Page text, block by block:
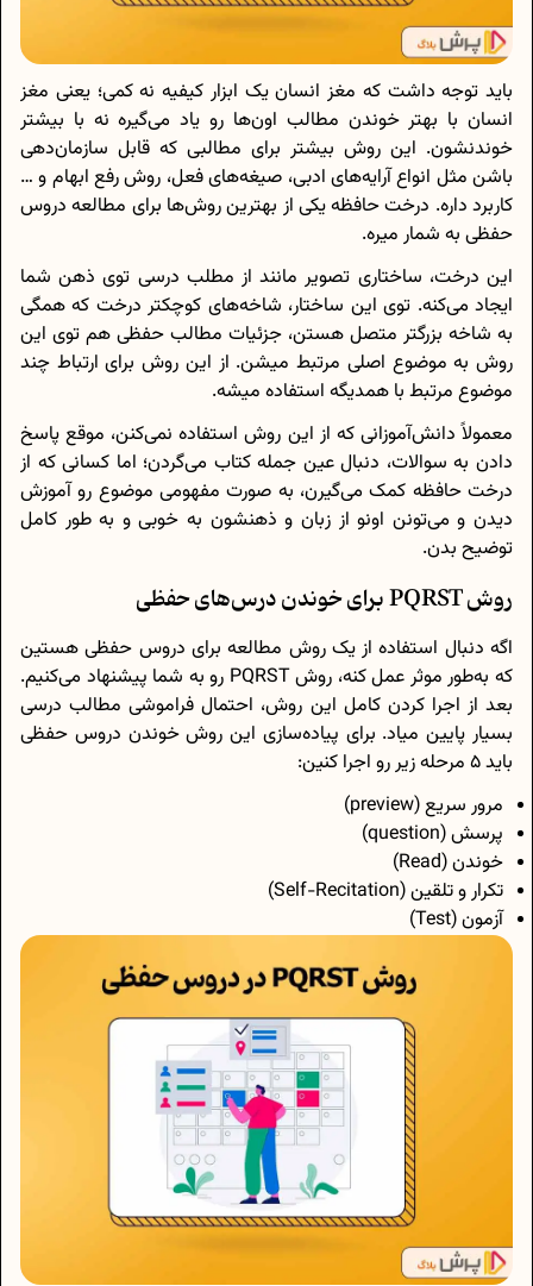
باید توجه داشت که مغز انسان یک ابزار کیفیه نه کمی؛ یعنی مغز
انسان با بهتر خوندن مطالب اون‌ها رو یاد می‌گیره نه با بیشتر
خوندنشون. اين روش بيشتر برای مطالبی که قابل سازمان‌دهی
‌باشن مثل انواع آرايه‌‌های ادبی، صيغه‌های فعل، روش رفع ابهام و …
کاربرد داره. درخت حافظه یکی از بهترین روش‌ها برای مطالعه دروس
حفظی به شمار میره.
این درخت، ساختاری تصویر مانند از مطلب درسی توی ذهن شما
ایجاد می‌کنه. توی این ساختار، شاخه‌های کوچکتر درخت که همگی
به شاخه بزرگتر متصل هستن، جزئیات مطالب حفظی هم توی این
روش به موضوع اصلی مرتبط میشن. از این روش برای ارتباط چند
موضوع مرتبط با همدیگه استفاده میشه.
معمولاً دانش‌آموزانی که از این روش استفاده نمی‌کنن، موقع پاسخ
دادن به سوالات، دنبال عین جمله کتاب می‌گردن؛ اما کسانی که از
درخت حافظه کمک می‌گیرن، به صورت مفهومی موضوع رو آموزش
دیدن و می‌تونن اونو از زبان و ذهنشون به خوبی و به طور کامل
توضیح بدن.
روش PQRST برای خوندن درس‌های حفظی
اگه دنبال استفاده از یک روش مطالعه برای دروس حفظی هستین
که به‌طور موثر عمل کنه، روش PQRST رو به شما پیشنهاد می‌کنیم.
بعد از اجرا کردن کامل این روش، احتمال فراموشی مطالب درسی
بسیار پایین میاد. برای پیاده‌سازی این روش خوندن دروس حفظی
باید 5 مرحله زیر رو اجرا کنین:
مرور سریع (preview)
پرسش (question)
خوندن (Read)
تکرار و تلقین (Self-Recitation)
آزمون (Test)